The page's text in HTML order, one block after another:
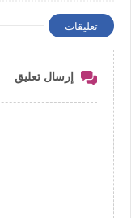
تعليقات
إرسال تعليق